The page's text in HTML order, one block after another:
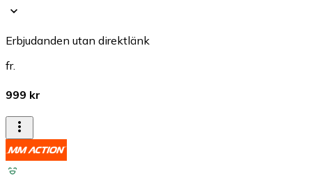
Erbjudanden utan direktlänk
fr.
999 kr